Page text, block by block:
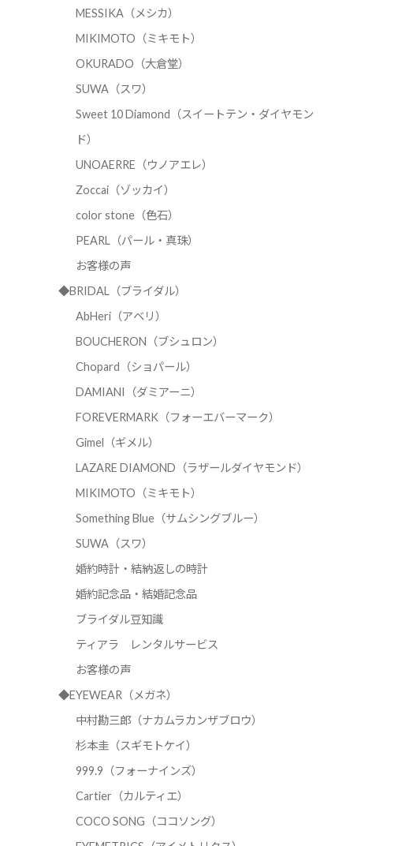
MESSIKA（メシカ）
MIKIMOTO（ミキモト）
OKURADO（大倉堂）
SUWA（スワ）
Sweet 10 Diamond（スイートテン・ダイヤモン
ド）
UNOAERRE（ウノアエレ）
Zoccai（ゾッカイ）
color stone（色石）
PEARL（パール・真珠）
お客様の声
◆BRIDAL（ブライダル）
AbHeri（アベリ）
BOUCHERON（ブシュロン）
Chopard（ショパール）
DAMIANI（ダミアーニ）
FOREVERMARK（フォーエバーマーク）
Gimel（ギメル）
LAZARE DIAMOND（ラザールダイヤモンド）
MIKIMOTO（ミキモト）
Something Blue（サムシングブルー）
SUWA（スワ）
婚約時計・結納返しの時計
婚約記念品・結婚記念品
ブライダル豆知識
ティアラ レンタルサービス
お客様の声
◆EYEWEAR（メガネ）
中村勘三郎（ナカムラカンザブロウ）
杉本圭（スギモトケイ）
999.9（フォーナインズ）
Cartier（カルティエ）
COCO SONG（ココソング）